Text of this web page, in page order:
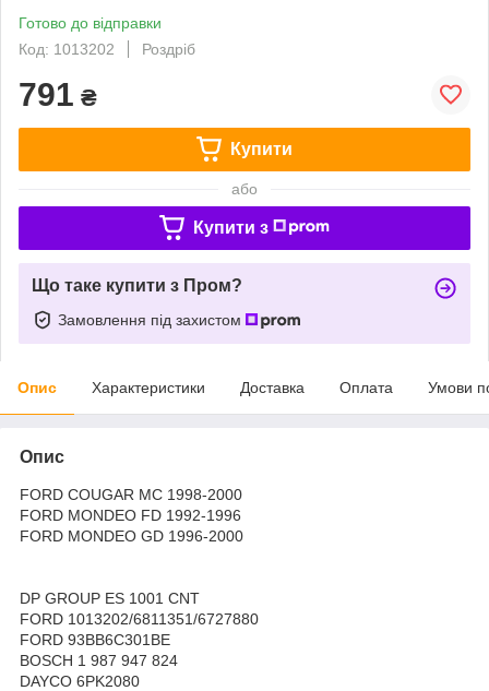
Готово до відправки
Код: 1013202
Роздріб
791 ₴
Купити
або
Купити з
Що таке купити з Пром?
Замовлення під захистом
Опис Характеристики Доставка Оплата Умови
Опис
FORD COUGAR MC 1998-2000
FORD MONDEO FD 1992-1996
FORD MONDEO GD 1996-2000
DP GROUP ES 1001 CNT
FORD 1013202/6811351/6727880
FORD 93BB6C301BE
BOSCH 1 987 947 824
DAYCO 6PK2080